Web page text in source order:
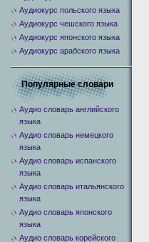
Аудиокурс польского языка
Аудиокурс чешского языка
Аудиокурс японского языка
Аудиокурс арабского языка
Популярные словари
Аудио словарь английского
языка
Аудио словарь немецкого
языка
Аудио словарь испанского
языка
Аудио словарь итальянского
языка
Аудио словарь японского
языка
Аудио словарь корейского